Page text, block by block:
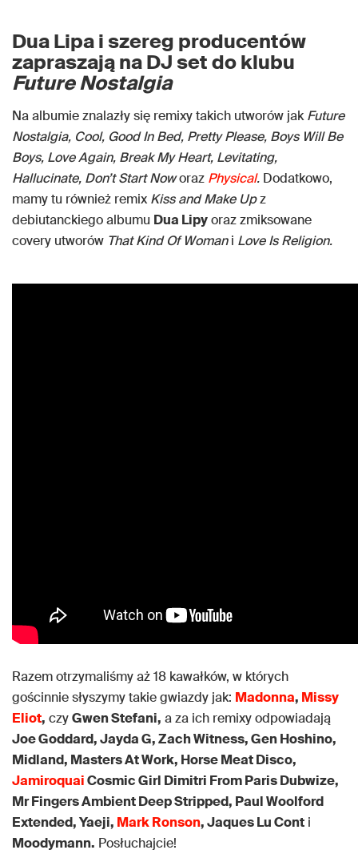
Dua Lipa i szereg producentów
zapraszają na DJ set do klubu
Future Nostalgia
Na albumie znalazły się remixy takich utworów jakFuture
Nostalgia, Cool, Good In Bed, Pretty Please, Boys Will Be
Boys, Love Again, Break My Heart, Levitating,
Hallucinate, Don’t Start Noworaz Physical. Dodatkowo,
mamy tu również remix Kiss and Make Upz
debiutanckiego albumu Dua Lipyoraz zmiksowane
covery utworów That Kind Of Womani Love Is Religion.
Razem otrzymaliśmy aż 18 kawałków, w których
gościnnie słyszymy takie gwiazdy jak: Madonna, Missy
Eliot, czyGwen Stefani, a za ich remixy odpowiadają
Joe Goddard, Jayda G, Zach Witness, Gen Hoshino,
Midland, Masters At Work, Horse Meat Disco,
JamiroquaiCosmic Girl Dimitri From Paris Dubwize,
Mr Fingers Ambient Deep Stripped, Paul Woolford
Extended, Yaeji, Mark Ronson, Jaques Lu Cont i
Moodymann. Posłuchajcie!